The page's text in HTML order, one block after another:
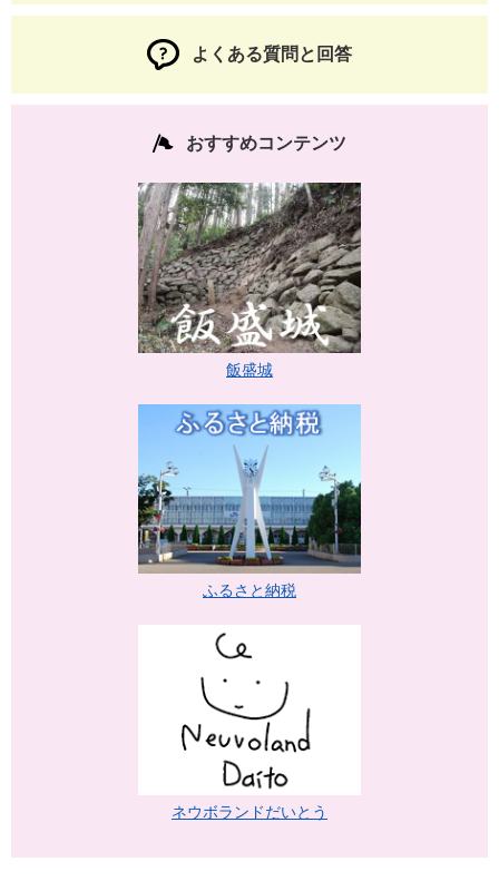
よくある質問と回答
おすすめコンテンツ
飯盛城
ふるさと納税
ネウボランドだいとう